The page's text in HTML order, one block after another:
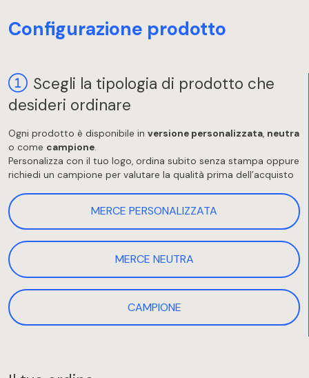
Configurazione prodotto
Scegli la tipologia di prodotto che
desideri ordinare
Ogni prodotto è disponibile in versione personalizzata, neutra
o come campione.
Personalizza con il tuo logo, ordina subito senza stampa oppure
richiedi un campione per valutare la qualità prima dell’acquisto
MERCE PERSONALIZZATA
MERCE NEUTRA
CAMPIONE